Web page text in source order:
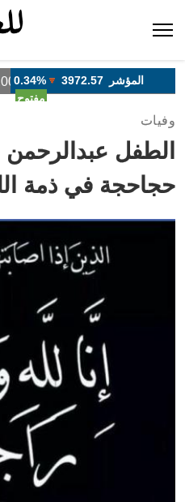
وفيات
الطفل عبدالرحمن
حجاحجة في ذمة